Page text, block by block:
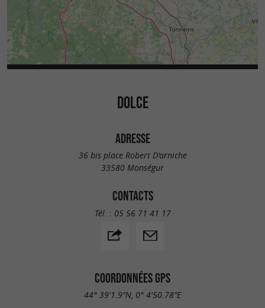
DOLCE
ADRESSE
36 bis place Robert D'arniche
33580 Monségur
CONTACTS
Tél. : 05 56 71 41 17
COORDONNÉES GPS
44° 39'1.9"N, 0° 4'50.78"E